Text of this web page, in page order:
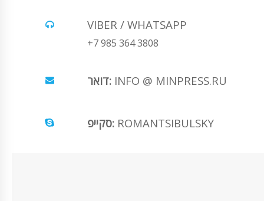
VIBER / WHATSAPP
+7 985 364 3808
דואר: INFO @ MINPRESS.RU
סקייפ: ROMANTSIBULSKY